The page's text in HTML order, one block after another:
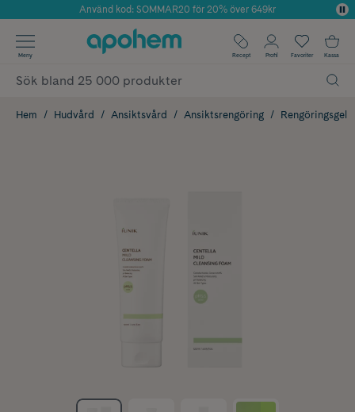
Årets Butik 2025 inom Skönhet
Använd kod: SOMMAR20 för 20% över 649kr
✓ Fri frakt
✓ Poäng på alla köp*
Meny Recept Profil Favoriter Kassa
Hem Hudvård Ansiktsvård Ansiktsrengöring Rengöringsgel